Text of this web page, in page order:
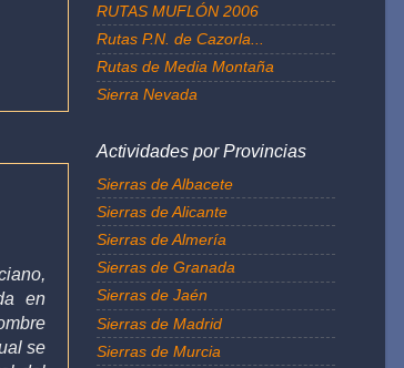
,
en
se
RUTAS MUFLÓN 2006
Rutas P.N. de Cazorla...
Rutas de Media Montaña
Sierra Nevada
Actividades por Provincias
Sierras de Albacete
Sierras de Alicante
Sierras de Almería
Sierras de Granada
Sierras de Jaén
Sierras de Madrid
Sierras de Murcia